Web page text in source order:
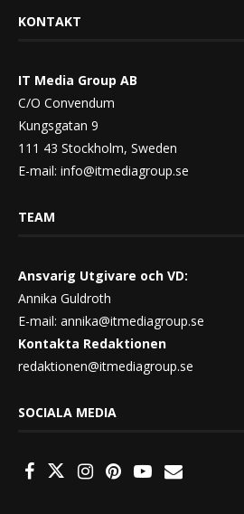
KONTAKT
IT Media Group AB
C/O Convendum
Kungsgatan 9
111 43 Stockholm, Sweden
E-mail: info@itmediagroup.se
TEAM
Ansvarig Utgivare och VD:
Annika Guldroth
E-mail: annika@itmediagroup.se
Kontakta Redaktionen
redaktionen@itmediagroup.se
SOCIALA MEDIA